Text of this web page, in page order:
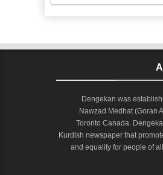
Dengekan was
Nawzad Medhat (Goran
Toronto Canada.
Kurdish newspaper that
and equality for people of